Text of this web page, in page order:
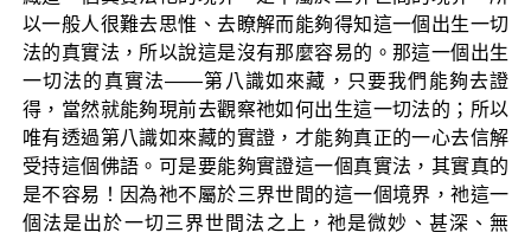
以一般人很難去思惟、去瞭解而能夠得知這一個出生一切
法的真實法，所以說這是沒有那麼容易的。那這一個出生
一切法的真實法——第八識如來藏，只要我們能夠去證
得，當然就能夠現前去觀察祂如何出生這一切法的；所以
唯有透過第八識如來藏的實證，才能夠真正的一心去信解
受持這個佛語。可是要能夠實證這一個真實法，其實真的
是不容易！因為祂不屬於三界世間的這一個境界，祂這一
個法是出於一切三界世間法之上，祂是微妙、甚深、無